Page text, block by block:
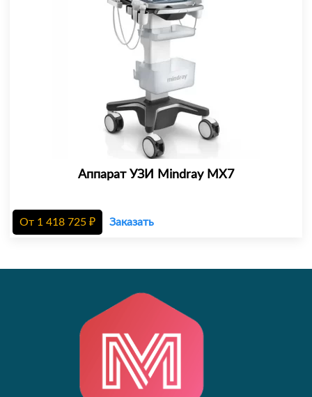
Аппарат УЗИ Mindray MX7
От 1 418 725 ₽ Заказать